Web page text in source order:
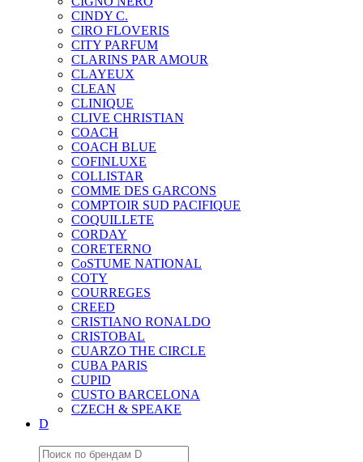
CINDY C.
CIRO FLOVERIS
CITY PARFUM
CLARINS PAR AMOUR
CLAYEUX
CLEAN
CLINIQUE
CLIVE CHRISTIAN
COACH
COACH BLUE
COFINLUXE
COLLISTAR
COMME DES GARCONS
COMPTOIR SUD PACIFIQUE
COQUILLETE
CORDAY
CORETERNO
CoSTUME NATIONAL
COTY
COURREGES
CREED
CRISTIANO RONALDO
CRISTOBAL
CUARZO THE CIRCLE
CUBA PARIS
CUPID
CUSTO BARCELONA
CZECH & SPEAKE
D